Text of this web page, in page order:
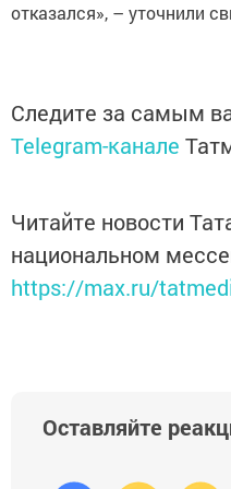
отказался», – уточнили
Следите за самым
Telegram-канале
Читайте новости
национальном
https://max.ru/
Оставляйте